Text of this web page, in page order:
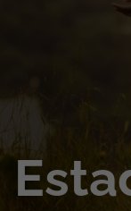
Pacotes de
Cruzeiros
Promoções